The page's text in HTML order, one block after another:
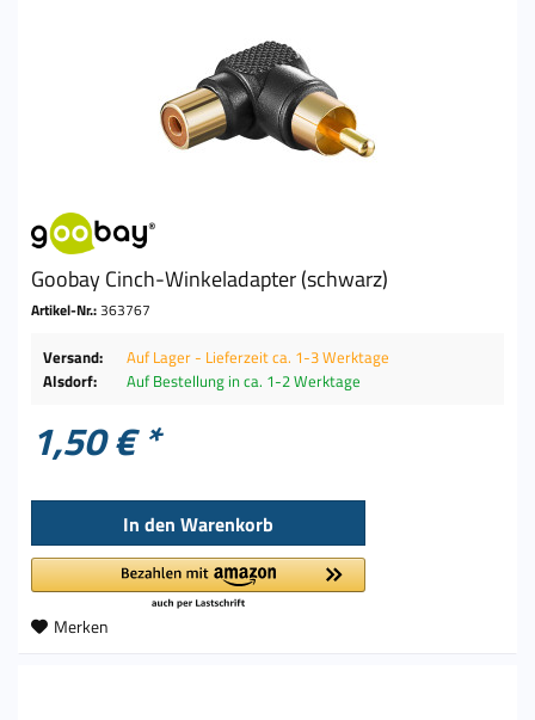
Goobay Cinch-Winkeladapter (schwarz)
Artikel-Nr.:363767
Versand:
Auf Lager - Lieferzeit ca. 1-3 Werktage
Alsdorf:
Auf Bestellung in ca. 1-2 Werktage
1,50 € *
In den Warenkorb
Merken